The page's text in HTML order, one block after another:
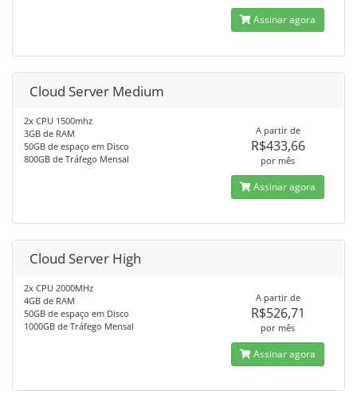
Assinar agora
Cloud Server Medium
2x CPU 1500mhz
3GB de RAM
50GB de espaço em Disco
800GB de Tráfego Mensal
A partir de
R$433,66
por mês
Assinar agora
Cloud Server High
2x CPU 2000MHz
4GB de RAM
50GB de espaço em Disco
1000GB de Tráfego Mensal
A partir de
R$526,71
por mês
Assinar agora